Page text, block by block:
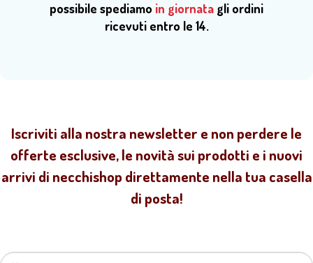
possibile spediamo in giornata gli ordini
ricevuti entro le 14.
Iscriviti alla nostra newsletter e non perdere le
offerte esclusive, le novità sui prodotti e i nuovi
arrivi di necchishop direttamente nella tua casella
di posta!